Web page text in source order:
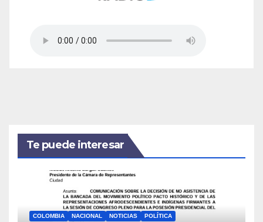
Te puede interesar
COLOMBIA NACIONAL NOTICIAS POLÍTICA